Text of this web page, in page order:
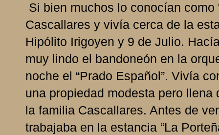
Si bien muchos lo conocían como
Cascallares y vivía cerca de la
Hipólito Irigoyen y 9 de Julio.
muy lindo el bandoneón en la
noche el “Prado Español”. Vivía
una propiedad modesta pero
la familia Cascallares. Antes de
trabajaba en la estancia “La